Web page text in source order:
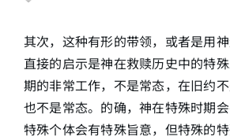
其次，这种有形的带领，或者是用
直接的启示是神在救赎历史中的特
期的非常工作，不是常态，在旧约
也不是常态。的确，神在特殊时期
特殊个体会有特殊旨意，但特殊的